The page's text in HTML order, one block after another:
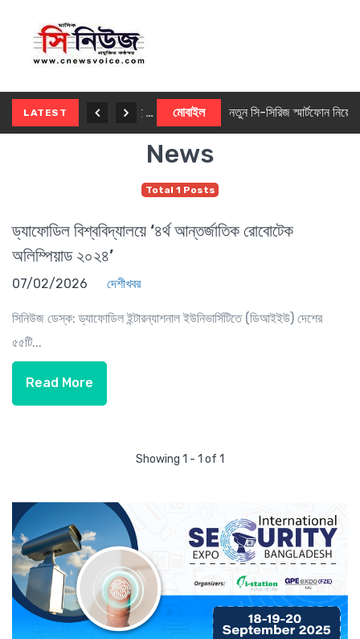
LATEST মোবাইল নতুন সি-সিরিজ স্মার্টফোন নিয়ে আসছে রিয়েলমি
News
Total 1 Posts
ড্যাফোডিল বিশ্ববিদ্যালয়ে ‘৪র্থ আন্তর্জাতিক রোবোটেক
অলিম্পিয়াড ২০২৪’
07/02/2026 দেশীখবর
সিনিউজ ডেস্ক: ড্যাফোডিল ইন্টারন্যাশনাল ইউনিভার্সিটিতে (ডিআইইউ) দেশের
৫৫টি...
Read More
Showing 1 - 1 of 1